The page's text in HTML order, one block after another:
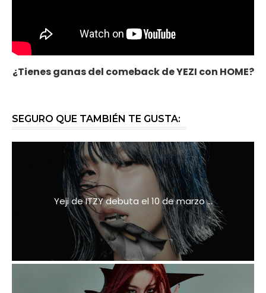
¿Tienes ganas del comeback de YEZI con HOME?
SEGURO QUE TAMBIÉN TE GUSTA:
Yeji de ITZY debuta el 10 de marzo ...